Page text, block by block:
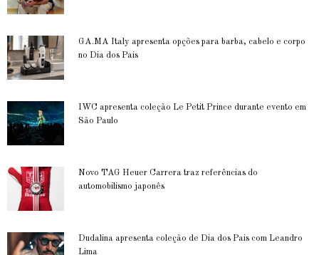
GA.MA Italy apresenta opções para barba, cabelo e corpo
no Dia dos Pais
IWC apresenta coleção Le Petit Prince durante evento em
São Paulo
Novo TAG Heuer Carrera traz referências do
automobilismo japonês
Dudalina apresenta coleção de Dia dos Pais com Leandro
Lima